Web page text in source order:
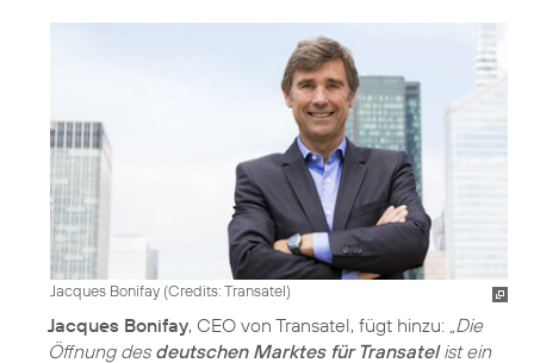
Jacques Bonifay (Credits: Transatel)
Jacques Bonifay, CEO von Transatel, fügt hinzu: „Die
Öffnung des deutschen Marktes für Transatelist ein